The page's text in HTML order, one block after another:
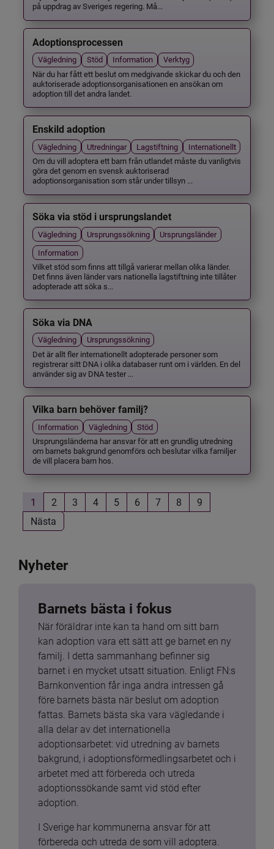
på uppdrag av Sveriges regering. Må...
Adoptionsprocessen
Vägledning Stöd Information
Verktyg
När du har fått ett beslut om medgivande skickar du och den
auktoriserade adoptionsorganisationen en ansökan om
adoption till det andra landet.
Enskild adoption
Vägledning Utredningar Lagstiftning
Internationellt
Om du vill adoptera ett barn från utlandet måste du vanligtvis
göra det genom en svensk auktoriserad
adoptionsorganisation som står under tillsyn ...
Söka via stöd i ursprungslandet
Vägledning Ursprungssökning
Ursprungsländer
Information
Vilket stöd som finns att tillgå varierar mellan olika länder.
Det finns även länder vars nationella lagstiftning inte tillåter
adopterade att söka s...
Söka via DNA
Vägledning
Ursprungssökning
Det är allt fler internationellt adopterade personer som
registrerar sitt DNA i olika databaser runt om i världen. En del
använder sig av DNA tester ...
Vilka barn behöver familj?
Information Vägledning
Stöd
Ursprungsländerna har ansvar för att en grundlig utredning
om barnets bakgrund genomförs och beslutar vilka familjer
de vill placera barn hos.
1 2 3 4 5 6 7 8
9
Nästa
Nyheter
Barnets bästa i fokus
När föräldrar inte kan ta hand om sitt barn
kan adoption vara ett sätt att ge barnet en ny
familj. I detta sammanhang befinner sig
barnet i en mycket utsatt situation. Enligt FN:s
Barnkonvention får inga andra intressen gå
före barnets bästa när beslut om adoption
fattas. Barnets bästa ska vara vägledande i
alla delar av det internationella
adoptionsarbetet: vid utredning av barnets
bakgrund, i adoptionsförmedlingsarbetet och i
arbetet med att förbereda och utreda
adoptionssökande samt vid stöd efter
adoption.
I Sverige har kommunerna ansvar för att
förbereda och utreda de som vill adoptera.